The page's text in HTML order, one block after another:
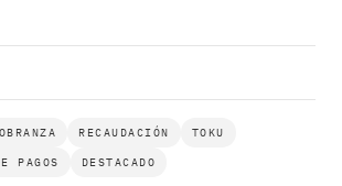
RECAUDACIÓN TOKU
PAGOS DESTACADO